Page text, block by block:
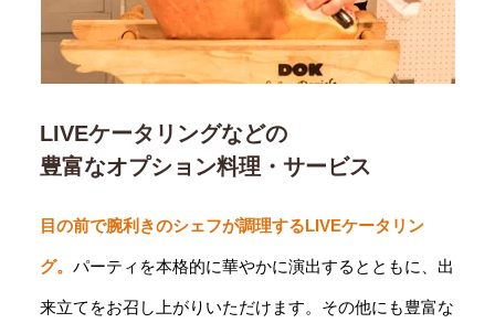
LIVEケータリングなどの
豊富なオプション料理・サービス
目の前で腕利きのシェフが調理するLIVEケータリン
グ。 パーティを本格的に華やかに演出するとともに、出
来立てをお召し上がりいただけます。その他にも豊富な